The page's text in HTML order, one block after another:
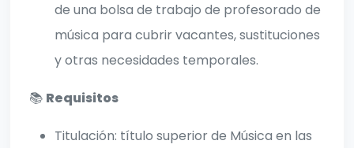
de una bolsa de trabajo de profesorado de
música para cubrir vacantes, sustituciones
y otras necesidades temporales.
📚 Requisitos
Titulación: título superior de Música en las